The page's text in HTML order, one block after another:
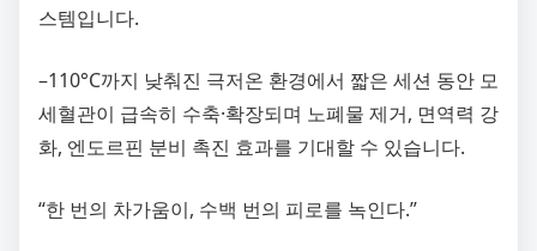
스템입니다.
–110°C까지 낮춰진 극저온 환경에서 짧은 세션 동안 모
세혈관이 급속히 수축·확장되며 노폐물 제거, 면역력 강
화, 엔도르핀 분비 촉진 효과를 기대할 수 있습니다.
“한 번의 차가움이, 수백 번의 피로를 녹인다.”